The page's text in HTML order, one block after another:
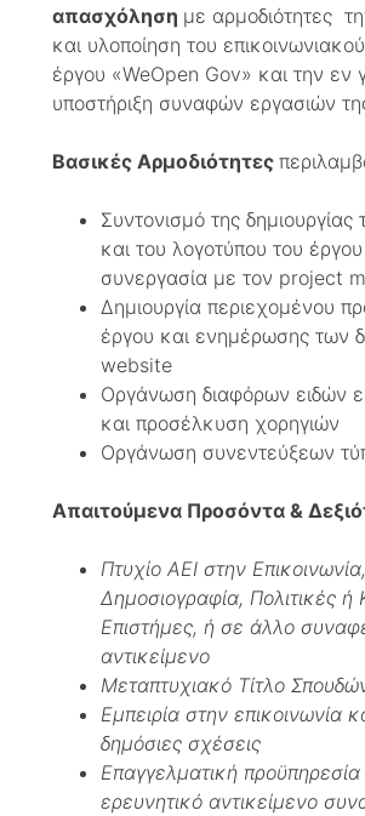
απασχόληση με αρμοδιότητες
και υλοποίηση του
έργου «WeOpen Gov» και την εν
υποστήριξη συναφών εργασιών
Βασικές Αρμοδιότητες
Συντονισμό της
και του λογοτύπου του
συνεργασία με τον project
Δημιουργία περιεχομένου
έργου και ενημέρωσης των
website
Οργάνωση διαφόρων ειδών
και προσέλκυση χορηγιών
Οργάνωση συνεντεύξεων
Απαιτούμενα Προσόντα &
Πτυχίο AEIστην Επικοινωνία,
Δημοσιογραφία, Πολιτικές ή
Επιστήμες, ή σε άλλο
αντικείμενο
Μεταπτυχιακό Τίτλο
Εμπειρία στην επικοινωνία
δημόσιες σχέσεις
Επαγγελματική
ερευνητικό αντικείμενο